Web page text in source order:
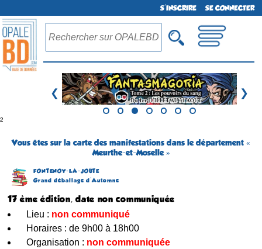
S'INSCRIRE SE CONNECTER
❮ ❯
²
Vous êtes sur la carte des manifestations dans le département «
Meurthe-et-Moselle »
FONTENOY-LA-JOÛTE
Grand déballage d'Automne
17 ème édition, date non communiquée
Lieu : non communiqué
Horaires : de 9h00 à 18h00
Organisation : non communiquée